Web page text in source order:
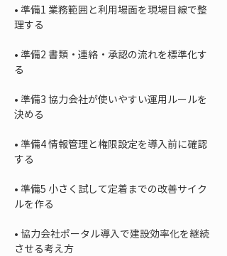
• 準備1 業務範囲と利用場面を現場目線で整
• 準備2 書類・連絡・承認の流れを標準化す
• 準備3 協力会社が使いやすい運用ルールを
• 準備4 情報管理と権限設定を導入前に確認
• 準備5 小さく試して定着までの改善サイク
• 協力会社ポータル導入で建設効率化を継続
させる考え方